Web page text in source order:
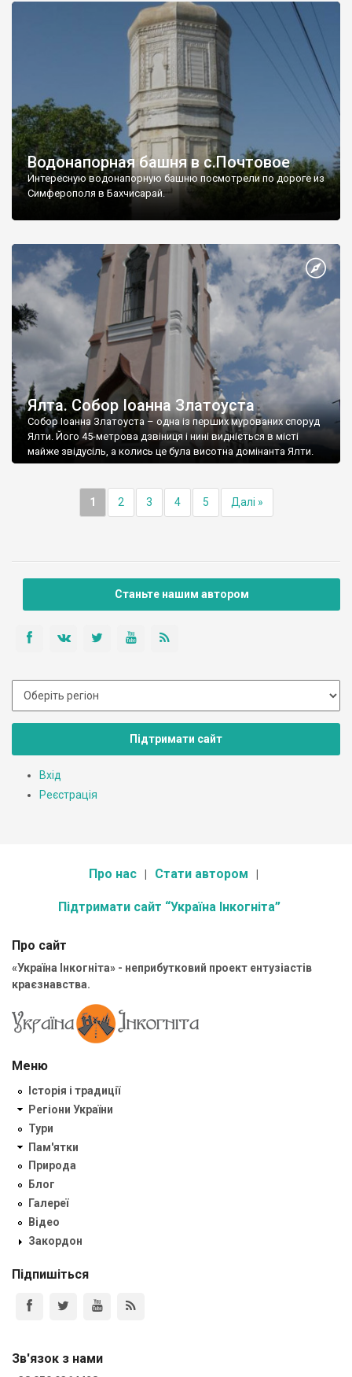
Водонапорная башня в с.Почтовое
Интересную водонапорную башню посмотрели по дороге из
Симферополя в Бахчисарай.
Ялта. Собор Іоанна Златоуста
Собор Іоанна Златоуста – одна із перших мурованих споруд
Ялти. Його 45-метрова дзвіниця і нині видніється в місті
майже звідусіль, а колись це була висотна домінанта Ялти.
1 2 3 4 5 Далі »
Станьте нашим автором
Підтримати сайт
Вхід
Реєстрація
Про нас Стати автором
Підтримати сайт “Україна Інкогніта”
Про сайт
«Україна Інкогніта» - неприбутковий проект ентузіастів
краєзнавства.
Меню
Історія і традиції
Регіони України
Тури
Пам'ятки
Природа
Блог
Галереї
Відео
Закордон
Підпишіться
Зв'язок з нами